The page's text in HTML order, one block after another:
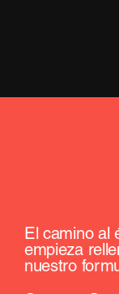
El camino al
empieza
nuestro